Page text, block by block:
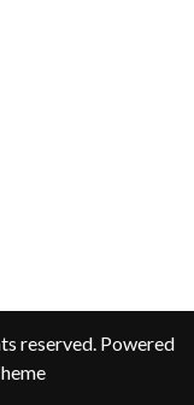
reserved. Powered